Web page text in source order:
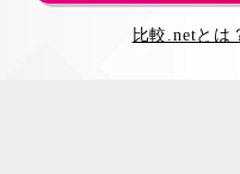
比較.netとは